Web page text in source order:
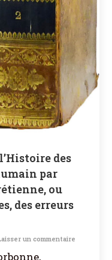
des
par
ou
des erreurs
un commentaire